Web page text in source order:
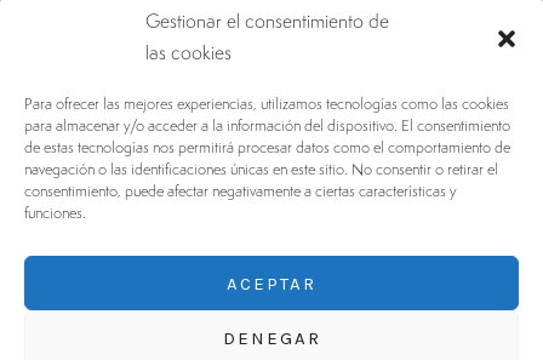
Gestionar el consentimiento de
las cookies
Para ofrecer las mejores experiencias, utilizamos tecnologías como las cookies
para almacenar y/o acceder a la información del dispositivo. El consentimiento
de estas tecnologías nos permitirá procesar datos como el comportamiento de
navegación o las identificaciones únicas en este sitio. No consentir o retirar el
consentimiento, puede afectar negativamente a ciertas características y
funciones.
ACEPTAR
DENEGAR
28770, ESPAÑA
INFO@DRV.ES
+34 902 100 021